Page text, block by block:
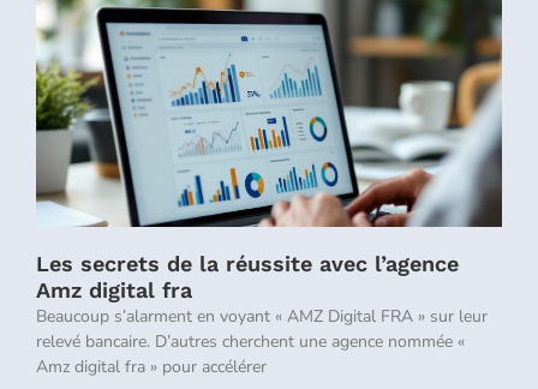
Les secrets de la réussite avec l’agence
Amz digital fra
Beaucoup s’alarment en voyant « AMZ Digital FRA » sur leur
relevé bancaire. D’autres cherchent une agence nommée «
Amz digital fra » pour accélérer